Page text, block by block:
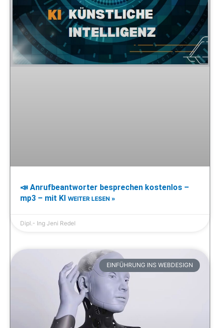
📣 Anrufbeantworter besprechen kostenlos –
mp3 – mit KI WEITER LESEN »
Dipl.- Ing Jeni Redel
EINFÜHRUNG INS WEBDESIGN